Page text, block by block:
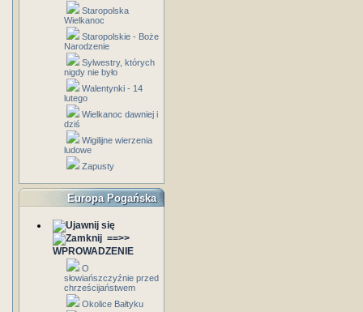
Staropolska
Wielkanoc
Staropolskie - Boże
Narodzenie
Sylwestry, których
nigdy nie było
Walentynki - 14
lutego
Wielkanoc dawniej i
dziś
Wigilijne wierzenia
ludowe
Zapusty
Europa Pogańska
==>>
WPROWADZENIE
O
słowiańszczyźnie przed
chrześcijaństwem
Okolice Bałtyku